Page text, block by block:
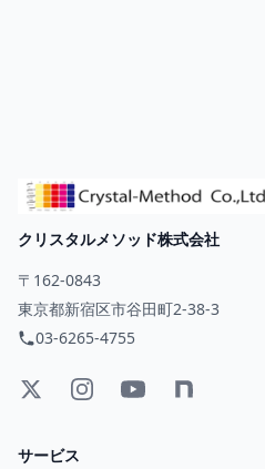
クリスタルメソッド株式会社
〒162-0843
東京都新宿区市谷田町2-38-3
03-6265-4755
サービス